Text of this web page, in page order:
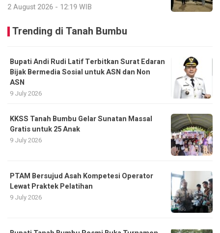
2 August 2026 - 12:19 WIB
Trending di Tanah Bumbu
Bupati Andi Rudi Latif Terbitkan Surat Edaran
Bijak Bermedia Sosial untuk ASN dan Non
ASN
9 July 2026
KKSS Tanah Bumbu Gelar Sunatan Massal
Gratis untuk 25 Anak
9 July 2026
PTAM Bersujud Asah Kompetesi Operator
Lewat Praktek Pelatihan
9 July 2026